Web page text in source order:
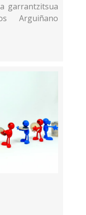
garrantzitsua
Arguiñano